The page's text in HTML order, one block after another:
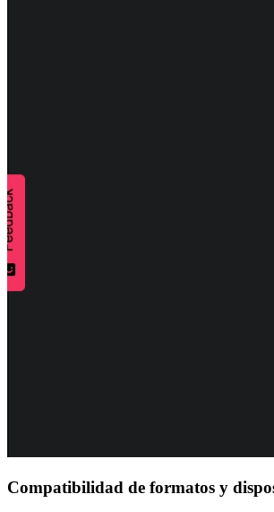
Compatibilidad de formatos y